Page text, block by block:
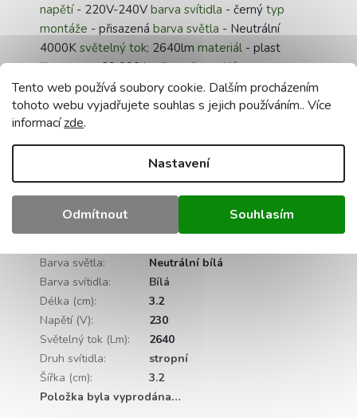
Tento web používá soubory cookie. Dalším procházením
tohoto webu vyjadřujete souhlas s jejich používáním.. Více
informacízde.
Nastavení
Odmítnout Souhlasím
napětí- 220V-240V barva svítidla - černý typ
montáže - přisazená barva světla - Neutrální
4000K světelný tok; 2640lm materiál - plast
životnost- 20 000 hodinpočet cyklů
zapnutí/vypnutí- 15 000xcertifikáty- CE, RoHS
Doplňkové parametry
Kategorie:
Přisazená LED svítidla
2 roky
Hmotnost:
0.5 kg
Barva světla:
Neutrální bílá
Barva svítidla:
Bílá
Délka (cm):
3.2
Napětí (V):
230
Světelný tok (Lm):
2640
Druh svítidla:
stropní
Šířka (cm):
3.2
Položka byla vyprodána…